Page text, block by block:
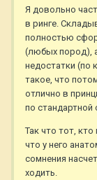
Я довольно
в ринге.
полностью
(любых пород),
недостатки (по
такое, что
отлично в
по стандартной
Так что тот,
что у него
сомнения
ходить.